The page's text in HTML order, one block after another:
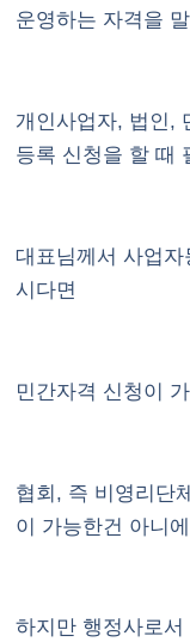
운영하는 자격을
개인사업자, 법인,
등록 신청을 할 때
대표님께서 사업
시다면
민간자격 신청이
협회, 즉 비영리단
이 가능한건 아니
하지만 행정사로